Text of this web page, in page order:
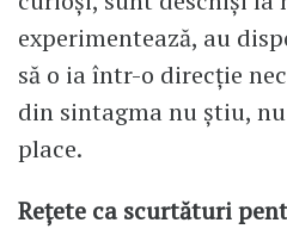
experimentează, au
să o ia într-o direcție
din sintagma nu știu,
place.
Rețete ca scurtături